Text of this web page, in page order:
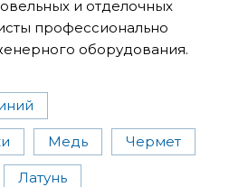
и отделочных
профессионально
оборудования.
Медь Чермет
Латунь